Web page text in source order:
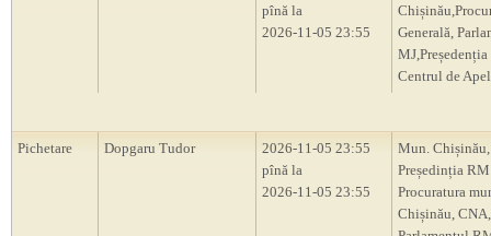
pînă la
2026-11-05 23:55
Generală,
Centrul de Apel
Pichetare Dopgaru Tudor
2026-11-05 23:55
pînă la
2026-11-05 23:55
Mun. Chișinău,
Președinția
Procuratura
Chișinău, CNA,